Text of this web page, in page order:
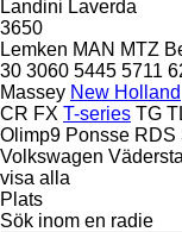
Landini Laverda
3650
Lemken MAN MTZ
30 3060 5445 5711
Massey New Holland
CR FX T-series TG
Olimp9 Ponsse RDS
Volkswagen
visa alla
Plats
Sök inom en radie